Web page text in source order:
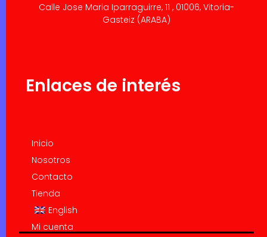
Calle Jose Maria Iparraguirre, 11 , 01006, Vitoria-
Gasteiz (ARABA)
Enlaces de interés
Inicio
Nosotros
Contacto
Tienda
English
Mi cuenta